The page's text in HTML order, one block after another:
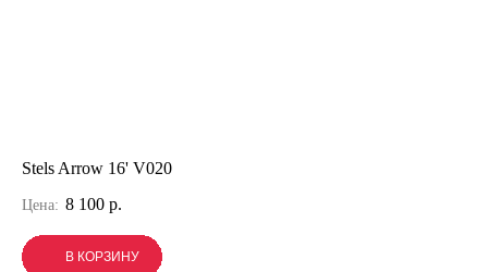
Stels Arrow 16' V020
Цена: 8 100 р.
В КОРЗИНУ
В КОРЗИНУ
В КОРЗИНУ